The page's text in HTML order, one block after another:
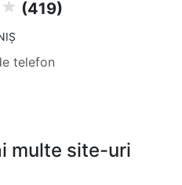
(419)
telefon
multe site-uri